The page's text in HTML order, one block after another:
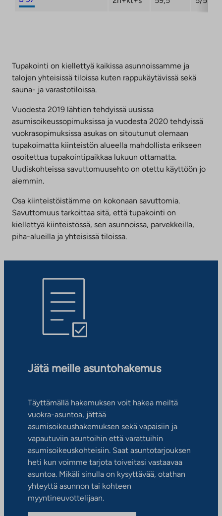
Tupakointi on kiellettyä kaikissa asunnoissamme ja
talojen yhteisissä tiloissa kuten rappukäytävissä sekä
sauna- ja varastotiloissa.
Vuodesta 2019 lähtien tehdyissä uusissa
asumisoikeussopimuksissa ja vuodesta 2020 tehdyissä
vuokrasopimuksissa asukas on sitoutunut olemaan
tupakoimatta kiinteistön alueella mahdollista erikseen
osoitettua tupakointipaikkaa lukuun ottamatta.
Uudiskohteissa savuttomuusehto on otettu käyttöön jo
aiemmin.
Osa kiinteistöistämme on kokonaan savuttomia.
Savuttomuus tarkoittaa sitä, että tupakointi on
kiellettyä kiinteistössä, sen asunnoissa, parvekkeilla,
piha-alueilla ja yhteisissä tiloissa.
Jätä meille asuntohakemus
Täyttämällä hakemuksen voit hakea meiltä
vuokra-asuntoa, jättää
asumisoikeushakemuksen sekä vapaisiin ja
vapautuviin asuntoihin että varattuihin
asumisoikeuskohteisiin. Saat asuntotarjouksen
heti kun voimme tarjota toiveitasi vastaavaa
asuntoa. Mikäli sinulla on kysyttävää, otathan
yhteyttä asunnon tai kohteen
myyntineuvottelijaan.